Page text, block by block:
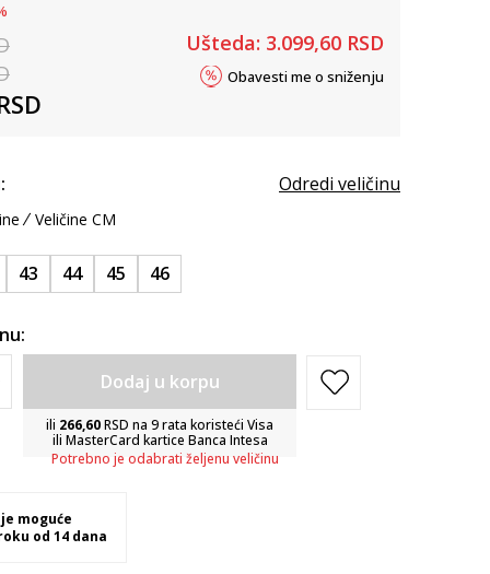
Ušteda: 3.099,60 RSD
Obavesti me o sniženju
Odredi veličinu
Veličine CM
43 44 45 46
Dodaj u korpu
ili 266,60RSD na 9 rata koristeći Visa
ili MasterCard kartice Banca Intesa
Potrebno je odabrati željenu veličinu
moguće
od 14 dana